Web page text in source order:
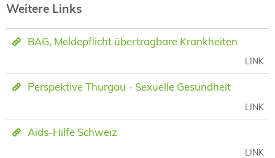
Weitere Links
BAG, Meldepflicht übertragbare Krankheiten
LINK
Perspektive Thurgau - Sexuelle Gesundheit
LINK
Aids-Hilfe Schweiz
LINK